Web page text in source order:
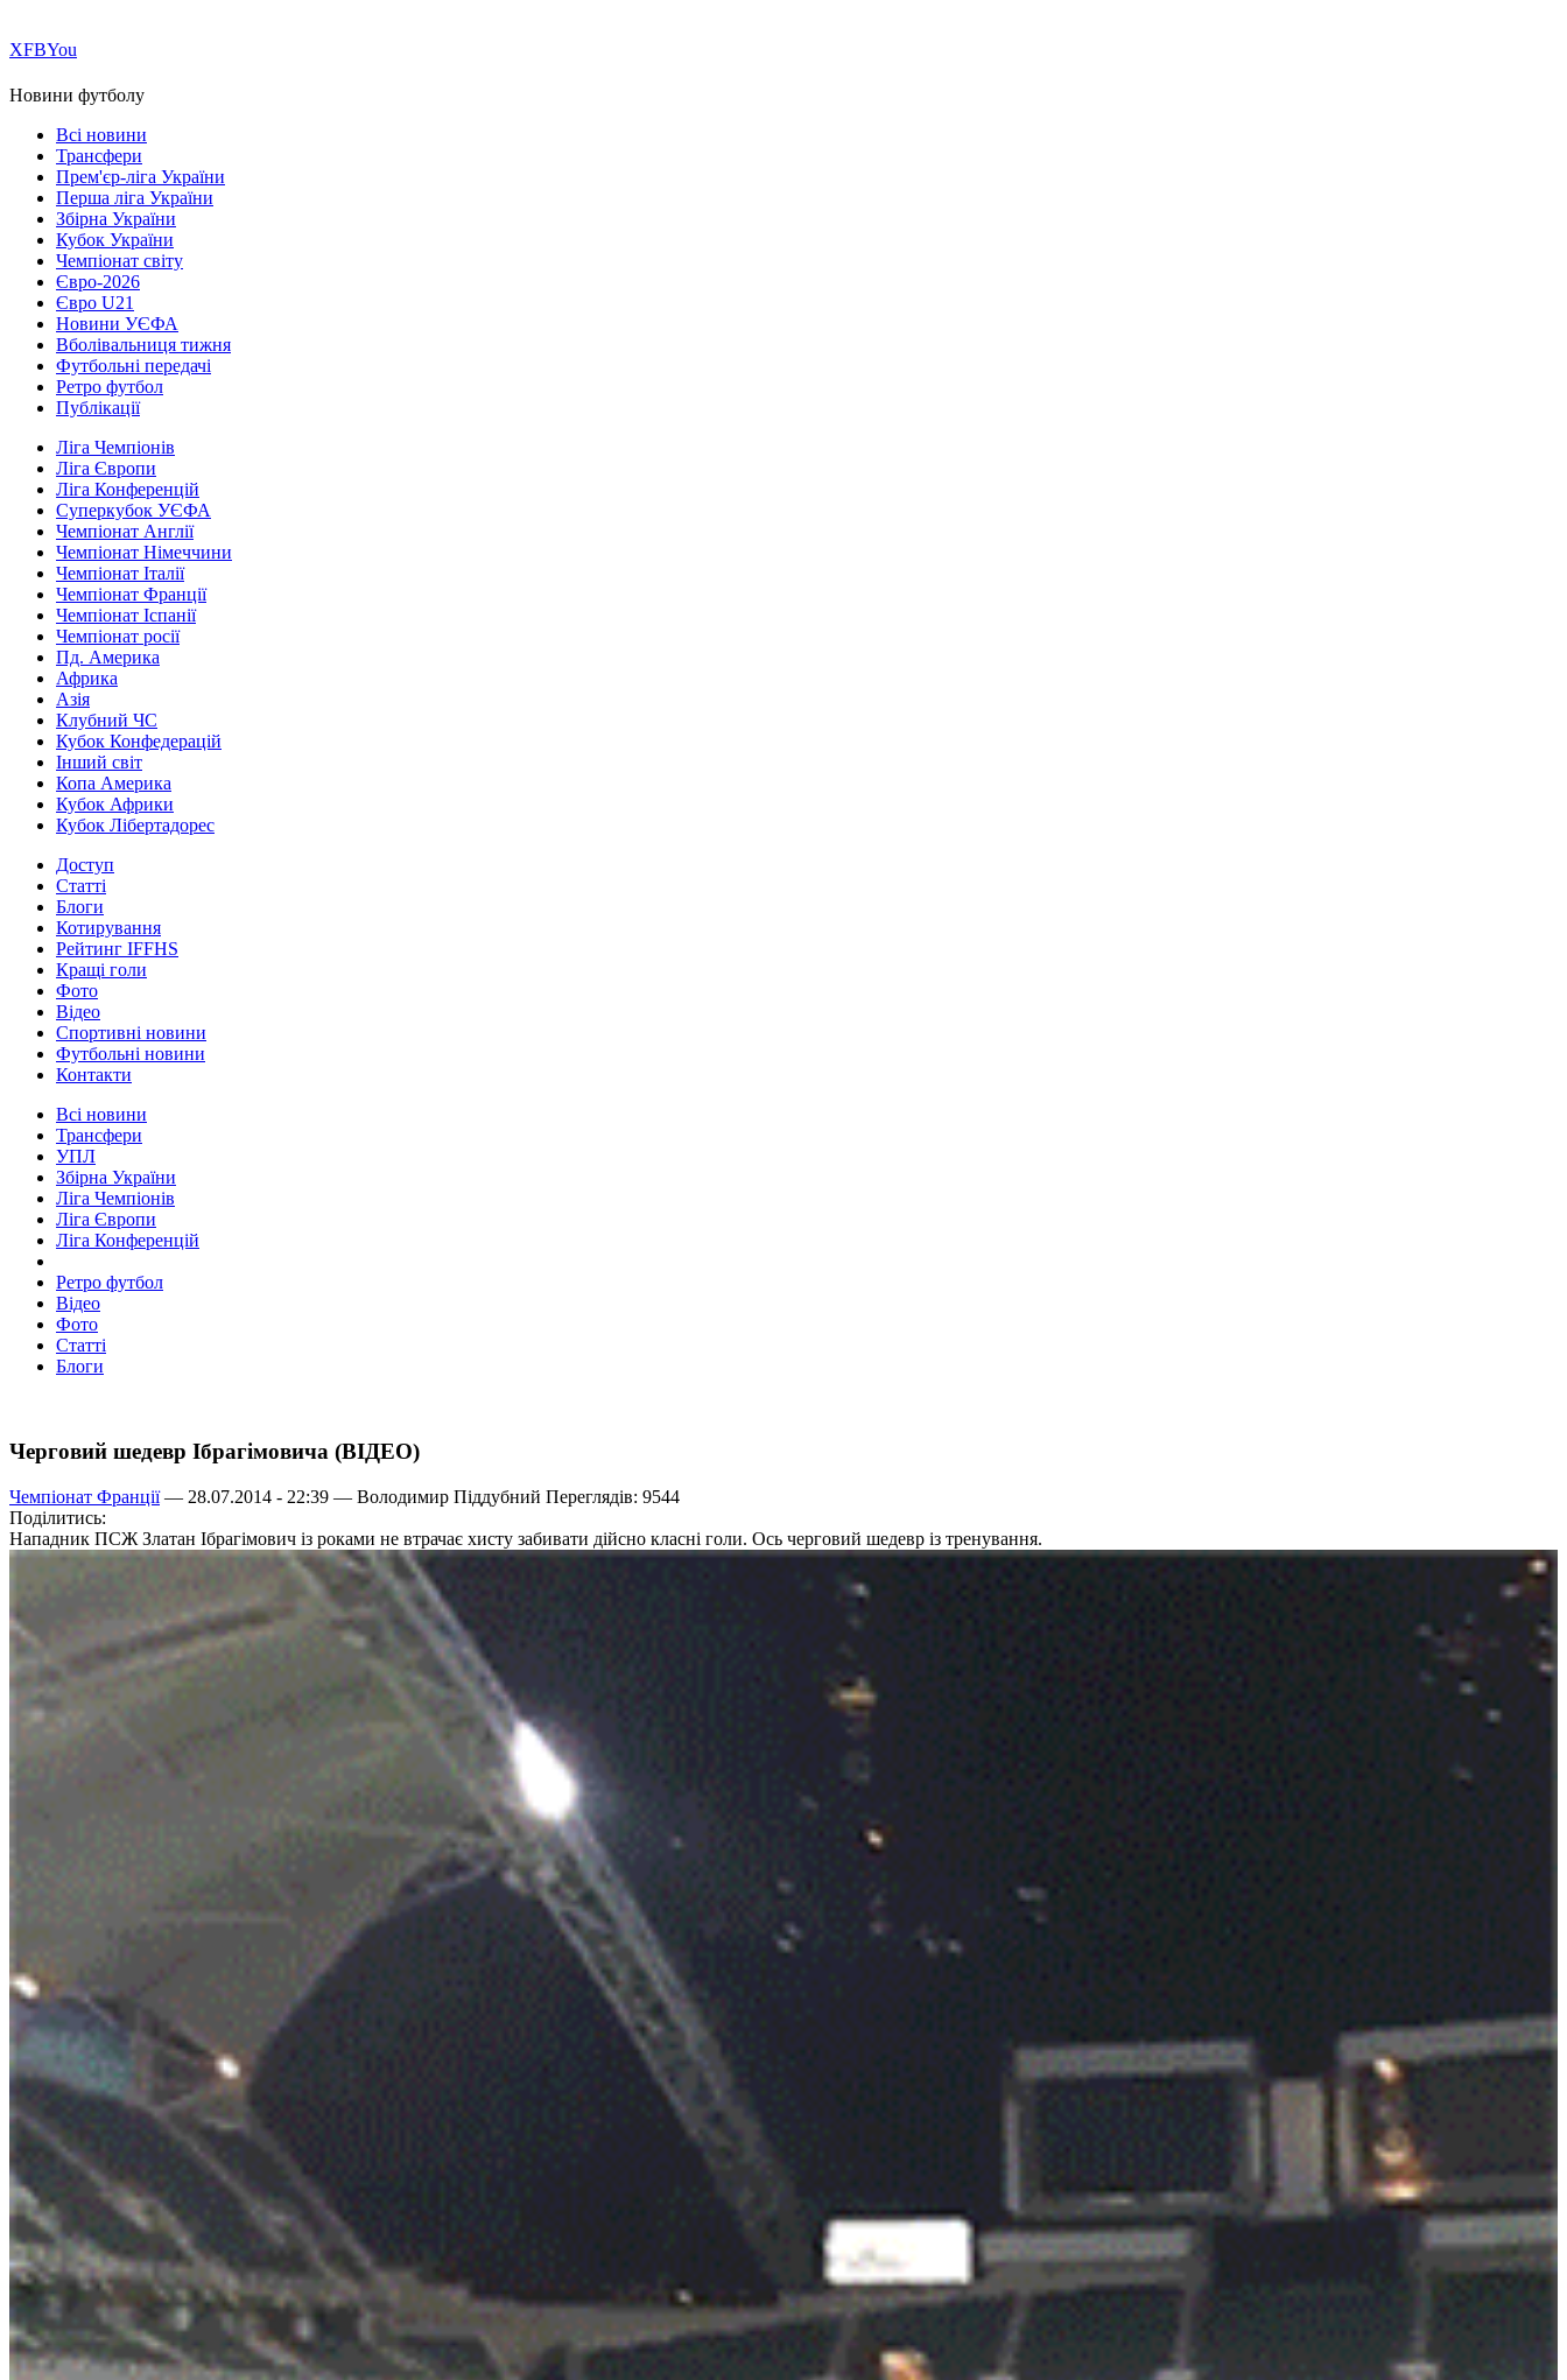
ХFBYou
Новини футболу
Всі новини
Трансфери
Прем'єр-ліга України
Перша ліга України
Збірна України
Кубок України
Чемпіонат світу
Євро-2026
Євро U21
Новини УЄФА
Вболівальниця тижня
Футбольні передачі
Ретро футбол
Публікації
Ліга Чемпіонів
Ліга Європи
Ліга Конференцій
Суперкубок УЄФА
Чемпіонат Англії
Чемпіонат Німеччини
Чемпіонат Італії
Чемпіонат Франції
Чемпіонат Іспанії
Чемпіонат росії
Пд. Америка
Африка
Азія
Клубний ЧС
Кубок Конфедерацій
Інший світ
Копа Америка
Кубок Африки
Кубок Лібертадорес
Доступ
Статті
Блоги
Котирування
Рейтинг IFFHS
Кращі голи
Фото
Відео
Спортивні новини
Футбольні новини
Контакти
Всі новини
Трансфери
УПЛ
Збірна України
Ліга Чемпіонів
Ліга Європи
Ліга Конференцій
Ретро футбол
Відео
Фото
Статті
Блоги
Черговий шедевр Ібрагімовича (ВІДЕО)
Чемпіонат Франції— 28.07.2014 - 22:39 — Володимир Піддубний Переглядів: 9544
Поділитись:
Нападник ПСЖ Златан Ібрагімович із роками не втрачає хисту забивати дійсно класні голи. Ось черговий шедевр із тренування.